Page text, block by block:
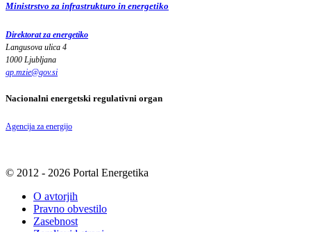
Ministrstvo za infrastrukturo in energetiko
Direktorat za energetiko
Langusova ulica 4
1000 Ljubljana
gp.mzie@gov.si
Nacionalni energetski regulativni organ
Agencija za energijo
© 2012 - 2026 Portal Energetika
O avtorjih
Pravno obvestilo
Zasebnost